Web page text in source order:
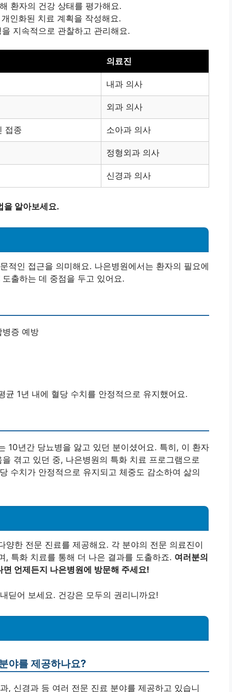
환자의 건강 상태를 평가해요.
인화된 치료 계획을 작성해요.
지속적으로 관찰하고 관리해요.
의료진
내과 의사
외과 의사
접종 소아과 의사
정형외과 의사
신경과 의사
을 알아보세요.
적인 접근을 의미해요. 나은병원에서는 환자의 필요에
출하는 데 중점을 두고 있어요.
병증 예방
균 1년 내에 혈당 수치를 안정적으로 유지했어요.
10년간 당뇨병을 앓고 있던 분이셨어요. 특히, 이 환자
겪고 있던 중, 나은병원의 특화 치료 프로그램으로
수치가 안정적으로 유지되고 체중도 감소하여 삶의
양한 전문 진료를 제공해요. 각 분야의 전문 의료진이
, 특화 치료를 통해 더 나은 결과를 도출하죠. 여러분의
언제든지 나은병원에 방문해 주세요!
딛어 보세요. 건강은 모두의 권리니까요!
야를 제공하나요?
, 신경과 등 여러 전문 진료 분야를 제공하고 있습니